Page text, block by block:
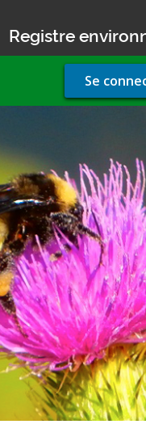
Registre
User
account
Se